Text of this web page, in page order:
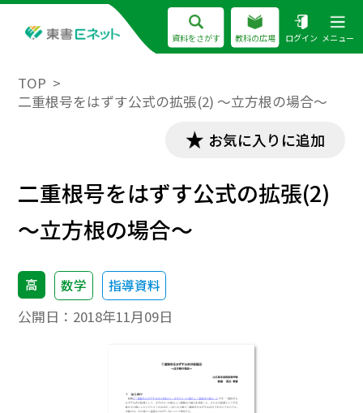
資料をさがす 教科の広場 ログイン メニュー
TOP
二重根号をはずす公式の拡張(2) ～立方根の場合～
お気に入りに追加
二重根号をはずす公式の拡張(2)
～立方根の場合～
高 数学 指導資料
公開日： 2018年11月09日